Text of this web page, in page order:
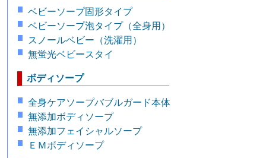
ベビーソープ固形タイプ
ベビーソープ泡タイプ（全身用）
スノールベビー（洗濯用）
無蛍光ベビースタイ
ボディソープ
全身ケアソープバブルガード本体
無添加ボディソープ
無添加フェイシャルソープ
ＥＭボディソープ